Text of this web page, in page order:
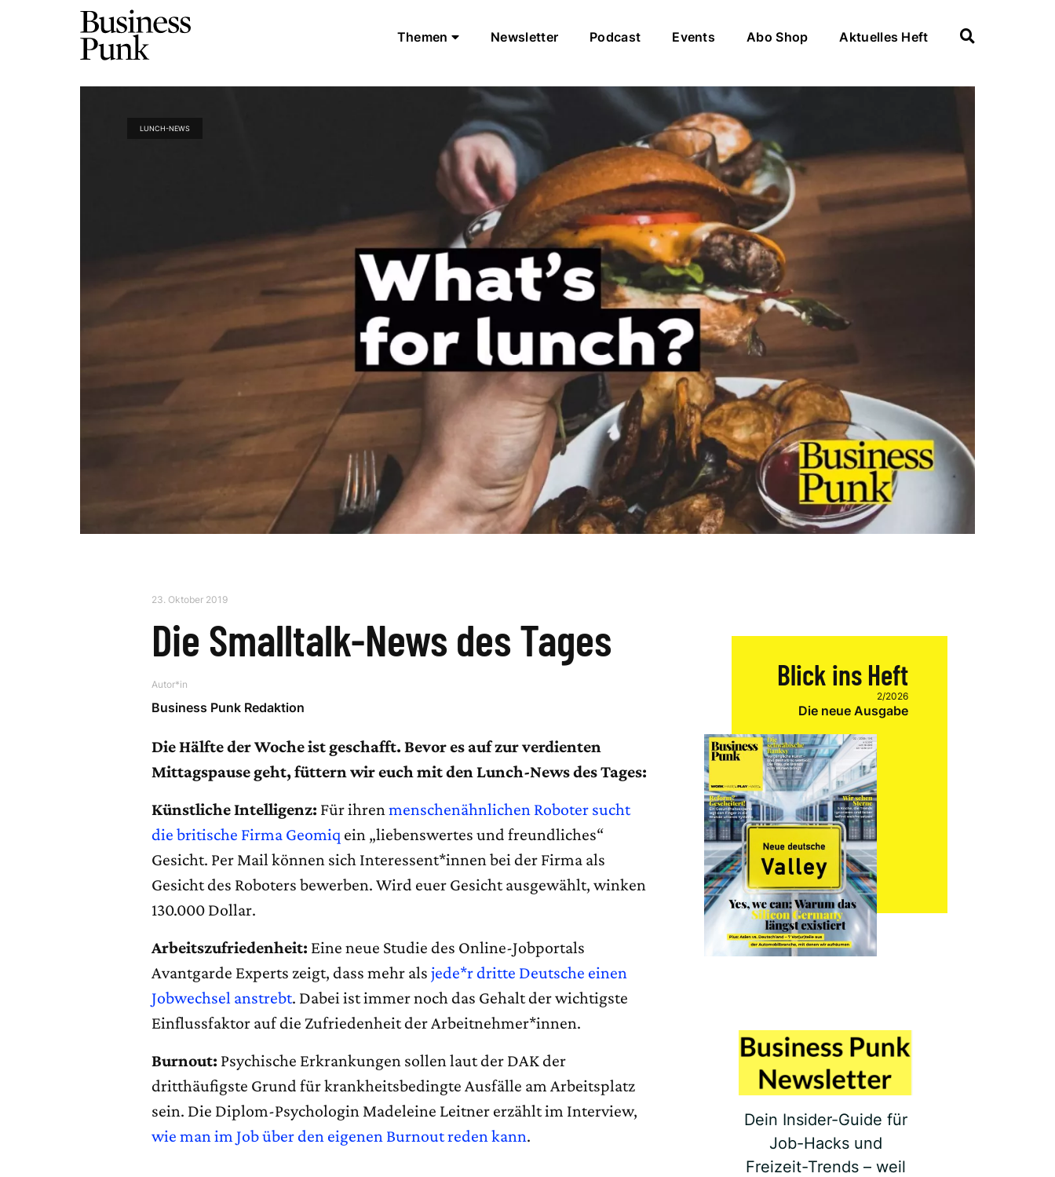
Themen Newsletter Podcast Events Abo Shop Aktuelles Heft
LUNCH-NEWS
23. Oktober 2019
Die Smalltalk-News des Tages
Autor*in
Business Punk Redaktion
Die Hälfte der Woche ist geschafft. Bevor es auf zur verdienten
Mittagspause geht, füttern wir euch mit den Lunch-News des Tages:
Künstliche Intelligenz: Für ihrenmenschenähnlichen Roboter sucht
die britische Firma Geomiq ein „liebenswertes und freundliches“
Gesicht. Per Mail können sich Interessent*innen bei der Firma als
Gesicht des Roboters bewerben. Wird euer Gesicht ausgewählt, winken
130.000 Dollar.
Arbeitszufriedenheit: Eine neue Studie des Online-Jobportals
Avantgarde Experts zeigt, dass mehr alsjede*r dritte Deutsche einen
Jobwechsel anstrebt. Dabei ist immer noch das Gehalt der wichtigste
Einflussfaktor auf die Zufriedenheit der Arbeitnehmer*innen.
Burnout: Psychische Erkrankungen sollen laut der DAK der
dritthäufigste Grund für krankheitsbedingte Ausfälle am Arbeitsplatz
sein. Die Diplom-Psychologin Madeleine Leitner erzählt im Interview,
wie man im Job über den eigenen Burnout reden kann.
Blick ins Heft
2/2026
Die neue Ausgabe
Dein Insider-Guide für
Job-Hacks und
Freizeit-Trends – weil